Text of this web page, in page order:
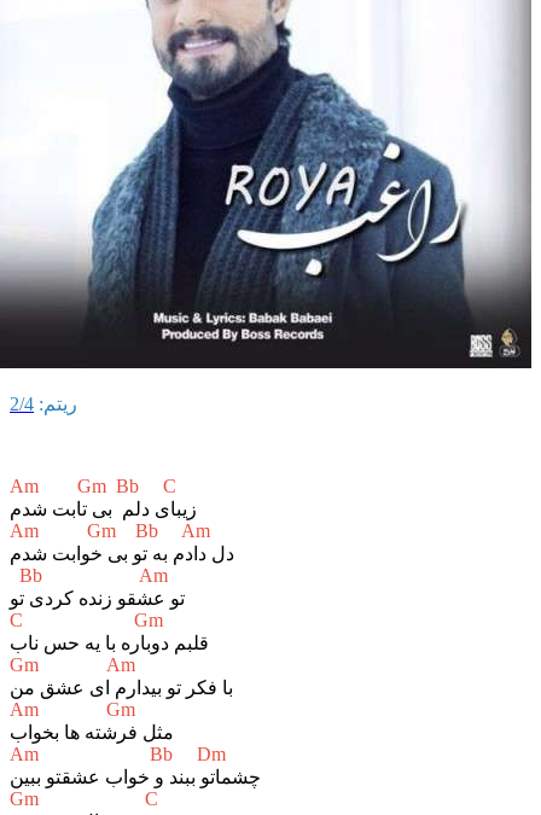
2/4
Am Gm Bb C
زیبای دلم بی تابت شدم
Am Gm Bb Am
دل دادم به تو بی خوابت شدم
Bb Am
تو عشقو زنده کردی تو
C Gm
قلبم دوباره با یه حس ناب
Gm Am
با فکر تو بیدارم ای عشق من
Am Gm
مثل فرشته ها بخواب
Am Bb Dm
چشماتو ببند و خواب عشقتو ببین
Gm C